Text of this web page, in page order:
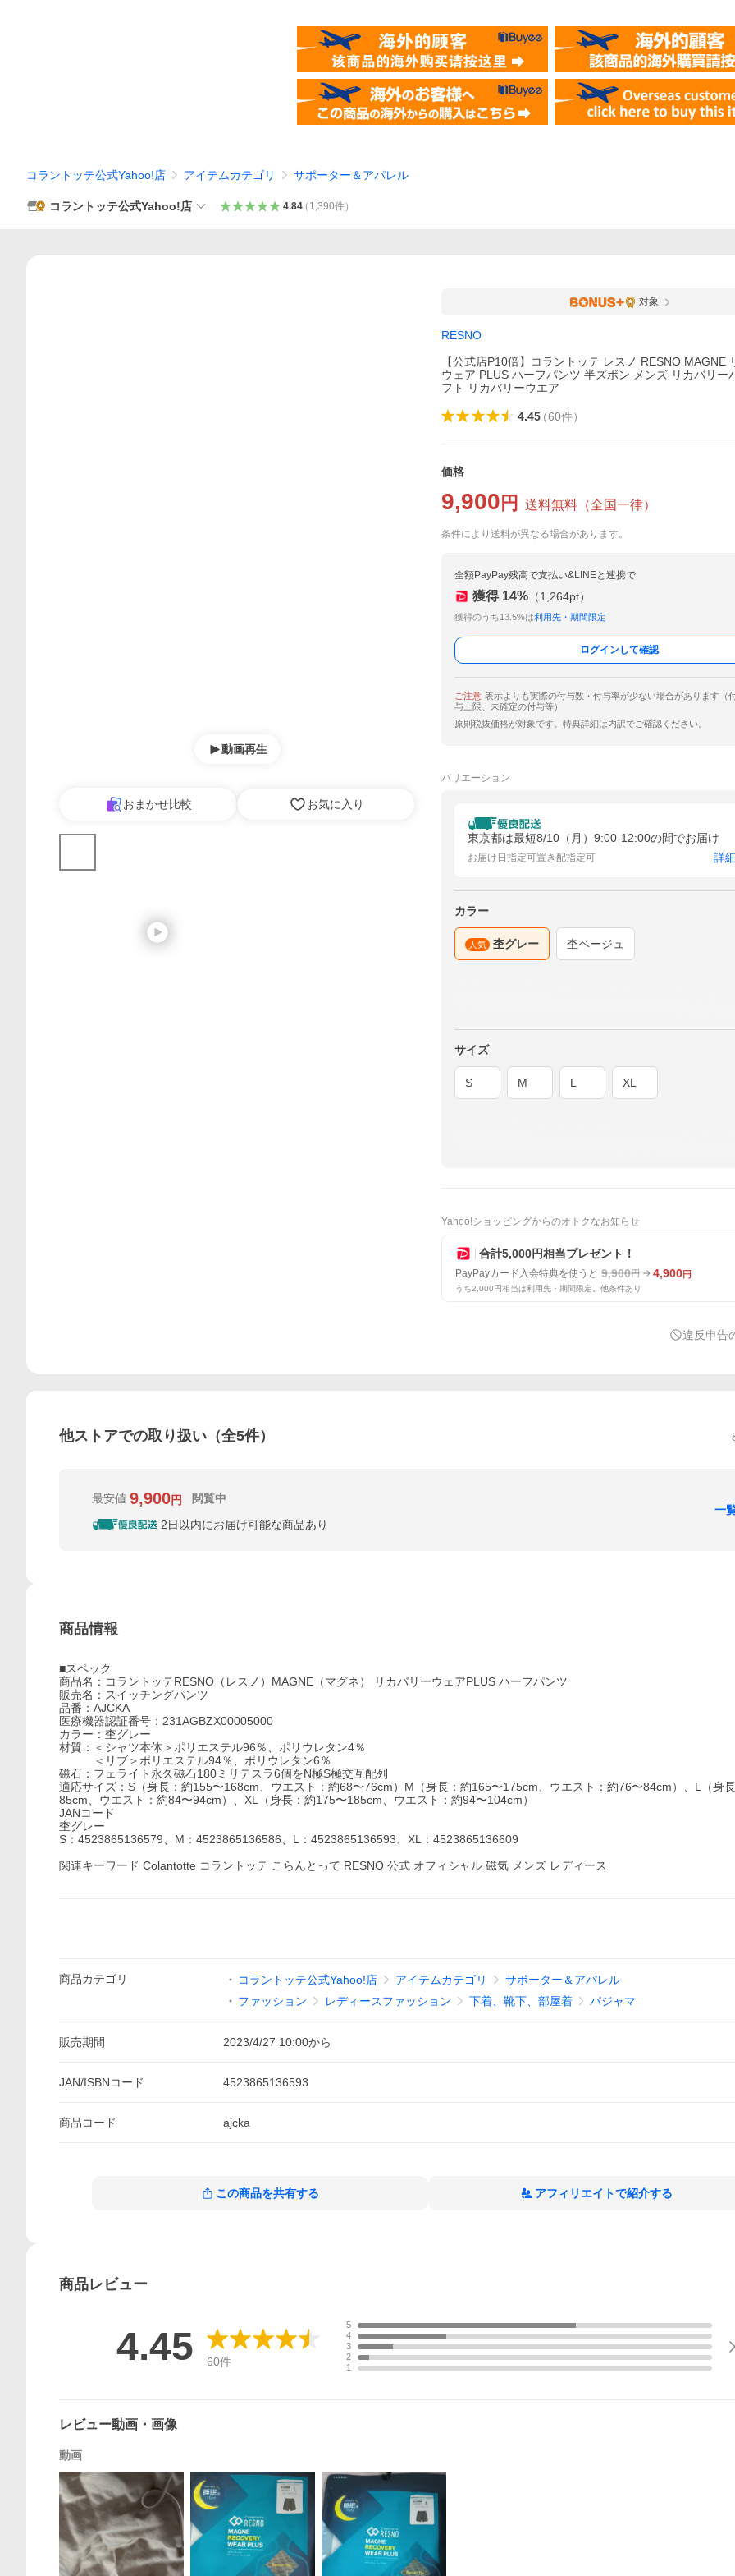
コラントッテ公式Yahoo!店 アイテムカテゴリ サポーター＆アパレル
コラントッテ公式Yahoo!店 4.84（ 1,390件）
動画再生
おまかせ比較 お気に入り
対象
RESNO
【公式店P10倍】コラントッテ レスノ RESNO MAGNE
ウェア PLUS ハーフパンツ 半ズボン メンズ リカバリー
フト リカバリーウエア
4.45（60件）
価格
9,900 円 送料無料 （全国一律）
条件により送料が異なる場合があります。
全額PayPay残高で支払い&LINEと連携で
獲得 14% （1,264pt）
獲得のうち13.5%は利用先・期間限定
ログインして確認
ご注意 表示よりも実際の付与数・付与率が少ない場合があります（
与上限、未確定の付与等）
原則税抜価格が対象です。特典詳細は内訳でご確認ください。
バリエーション
東京都は最短8/10（月）9:00-12:00の間でお届け
お届け日指定可置き配指定可 詳
カラー
人気 杢グレー 杢ベージュ
サイズ
S M L XL
Yahoo!ショッピングからのオトクなお知らせ
合計5,000円相当プレゼント！
PayPayカード入会特典を使うと 9,900円 4,900円
うち2,000円相当は利用先・期間限定。他条件あり
違反申告
他ストアでの取り扱い（全5件）
最安値 9,900円
閲覧中
2日以内にお届け可能な商品あり
一
商品情報
■スペック
商品名：コラントッテRESNO（レスノ）MAGNE（マグネ） リカバリーウェアPLUS ハーフパンツ
販売名：スイッチングパンツ
品番：AJCKA
医療機器認証番号：231AGBZX00005000
カラー：杢グレー
材質：＜シャツ本体＞ポリエステル96％、ポリウレタン4％
＜リブ＞ポリエステル94％、ポリウレタン6％
磁石：フェライト永久磁石180ミリテスラ6個をN極S極交互配列
適応サイズ：S（身長：約155〜168cm、ウエスト：約68〜76cm）M（身長：約165〜175cm、ウエスト：約76〜84cm）、L（身
85cm、ウエスト：約84〜94cm）、XL（身長：約175〜185cm、ウエスト：約94〜104cm）
JANコード
杢グレー
S：4523865136579、M：4523865136586、L：4523865136593、XL：4523865136609
関連キーワード Colantotte コラントッテ こらんとって RESNO 公式 オフィシャル 磁気 メンズ レディース
商品カテゴリ コラントッテ公式Yahoo!店 アイテムカテゴリ
サポーター＆アパレル
ファッション
レディースファッション 下着、靴下、部屋着 パジャマ
販売期間 2023/4/27 10:00から
JAN/ISBNコード 4523865136593
商品コード ajcka
この商品を共有する アフィリエイトで紹介する
商品レビュー
4.45 60件
5
4
3
2
1
レビュー動画・画像
動画